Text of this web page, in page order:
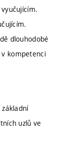
dlouhodobé
kompetenci
uzlů ve